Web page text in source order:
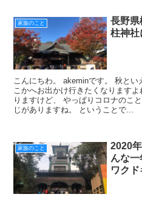
家族のこと
長野県
柱神社
こんにちわ。 akeminです。 秋と
こかへお出かけ行きたくなります
りますけど、 やっぱりコロナのこ
じがありますね。 ということで...
家族のこと
2020
んな
ワク